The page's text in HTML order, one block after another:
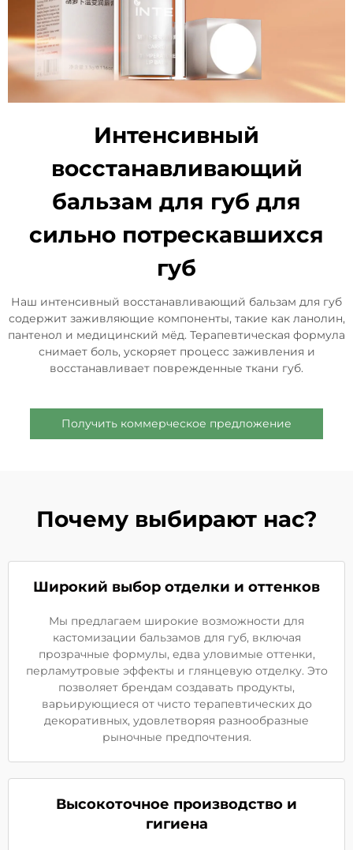
Интенсивный
восстанавливающий
бальзам для губ для
сильно потрескавшихся
губ
Наш интенсивный восстанавливающий бальзам для губ
содержит заживляющие компоненты, такие как ланолин,
пантенол и медицинский мёд. Терапевтическая формула
снимает боль, ускоряет процесс заживления и
восстанавливает поврежденные ткани губ.
Получить коммерческое предложение
Почему выбирают нас?
Широкий выбор отделки и оттенков
Мы предлагаем широкие возможности для
кастомизации бальзамов для губ, включая
прозрачные формулы, едва уловимые оттенки,
перламутровые эффекты и глянцевую отделку. Это
позволяет брендам создавать продукты,
варьирующиеся от чисто терапевтических до
декоративных, удовлетворяя разнообразные
рыночные предпочтения.
Высокоточное производство и
гигиена